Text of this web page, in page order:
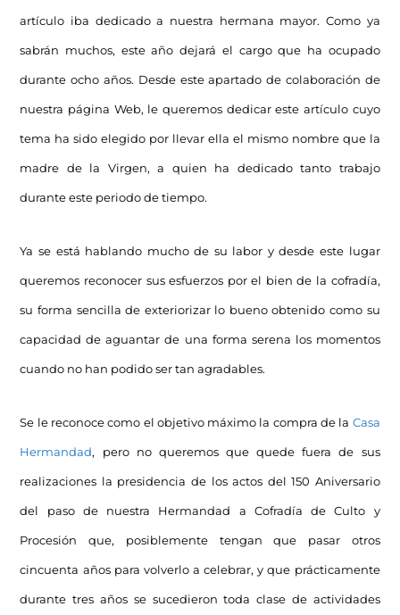
artículo iba dedicado a nuestra hermana mayor. Como ya
sabrán muchos, este año dejará el cargo que ha ocupado
durante ocho años. Desde este apartado de colaboración de
nuestra página Web, le queremos dedicar este artículo cuyo
tema ha sido elegido por llevar ella el mismo nombre que la
madre de la Virgen, a quien ha dedicado tanto trabajo
durante este periodo de tiempo.
Ya se está hablando mucho de su labor y desde este lugar
queremos reconocer sus esfuerzos por el bien de la cofradía,
su forma sencilla de exteriorizar lo bueno obtenido como su
capacidad de aguantar de una forma serena los momentos
cuando no han podido ser tan agradables.
Se le reconoce como el objetivo máximo la compra de la Casa
Hermandad, pero no queremos que quede fuera de sus
realizaciones la presidencia de los actos del 150 Aniversario
del paso de nuestra Hermandad a Cofradía de Culto y
Procesión que, posiblemente tengan que pasar otros
cincuenta años para volverlo a celebrar, y que prácticamente
durante tres años se sucedieron toda clase de actividades